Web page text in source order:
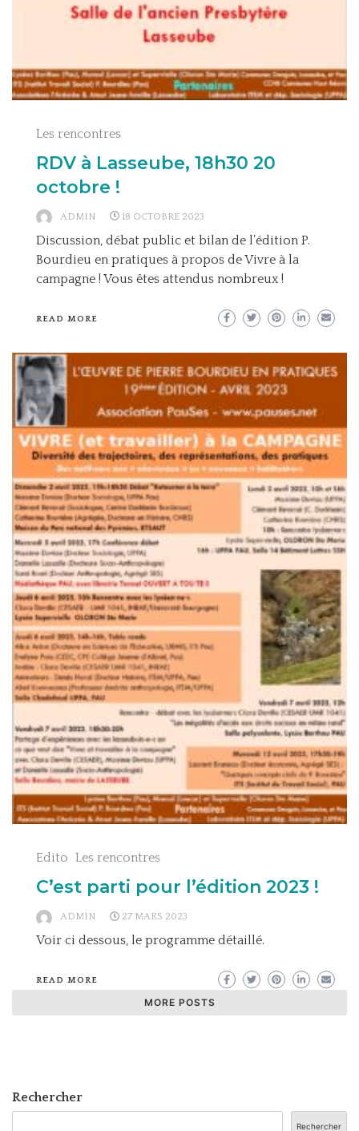
Les rencontres
RDV à Lasseube, 18h30 20
octobre !
ADMIN 18 OCTOBRE 2023
Discussion, débat public et bilan de l’édition P.
Bourdieu en pratiques à propos de Vivre à la
campagne ! Vous êtes attendus nombreux !
READ MORE
Edito Les rencontres
C’est parti pour l’édition 2023 !
ADMIN 27 MARS 2023
Voir ci dessous, le programme détaillé.
READ MORE
MORE POSTS
Rechercher
Rechercher